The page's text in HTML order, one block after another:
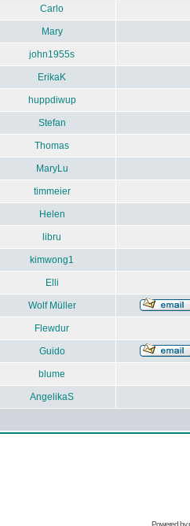
Carlo
Mary
john1955s
ErikaK
huppdiwup
Stefan
Thomas
MaryLu
timmeier
Helen
libru
kimwong1
Elli
Wolf Müller
Flewdur
Guido
blume
AngelikaS
Powered by